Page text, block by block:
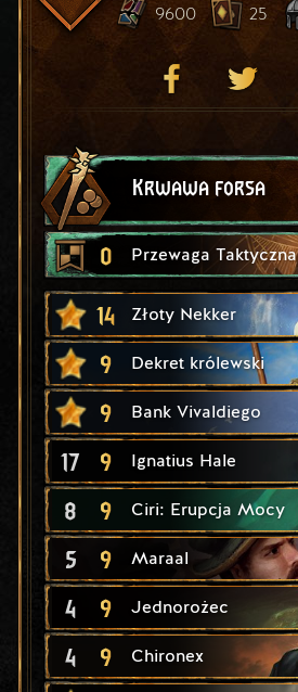
9600 25
Krwawa forsa
0 Przewaga Taktyczna
14 Złoty Nekker
9 Dekret królewski
9 Bank Vivaldiego
17 9 Ignatius Hale
8 9 Ciri: Erupcja Mocy
5 9 Maraal
4 9 Jednorożec
4 9 Chironex